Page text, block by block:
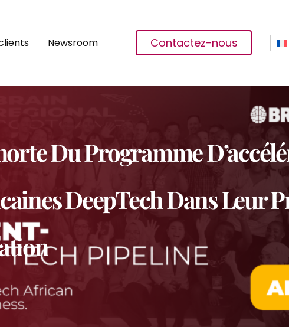
Newsroom Contactez-nous
Du Programme
DeepTech Dans Leur